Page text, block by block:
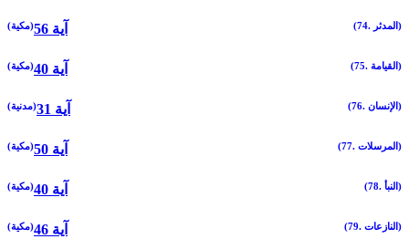
(74. المدثر) (مكية) 56 آية
(75. القيامة) (مكية) 40 آية
(76. الإنسان) (مدنية) 31 آية
(77. المرسلات) (مكية) 50 آية
(78. النبأ) (مكية) 40 آية
(79. النازعات) (مكية) 46 آية